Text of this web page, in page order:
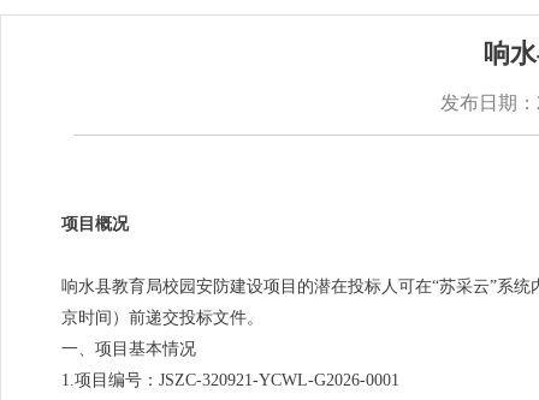
响
发布日期
项目概况
响水县教育局校园安防建设项目的潜在投标人可在“苏采云”系
京时间）前递交投标文件。
一、项目基本情况
1.项目编号：JSZC-320921-YCWL-G2026-0001